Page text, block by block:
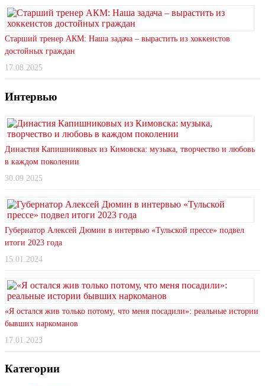
Старший тренер АКМ: Наша задача – вырастить из хоккеистов
достойных граждан
17.08.2025
Интервью
Династия Капишниковых из Кимовска: музыка, творчество и любовь
в каждом поколении
30.09.2025
Губернатор Алексей Дюмин в интервью «Тульской прессе» подвел
итоги 2023 года
15.01.2024
«Я остался жив только потому, что меня посадили»: реальные истории
бывших наркоманов
17.01.2023
Категории